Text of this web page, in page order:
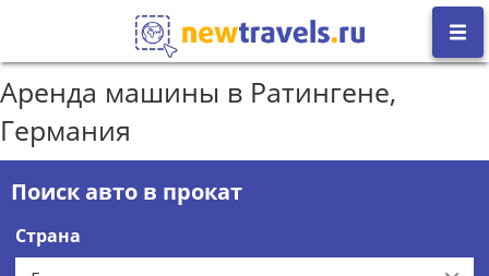
Аренда машины в Ратингене,
Германия
Поиск авто в прокат
Страна